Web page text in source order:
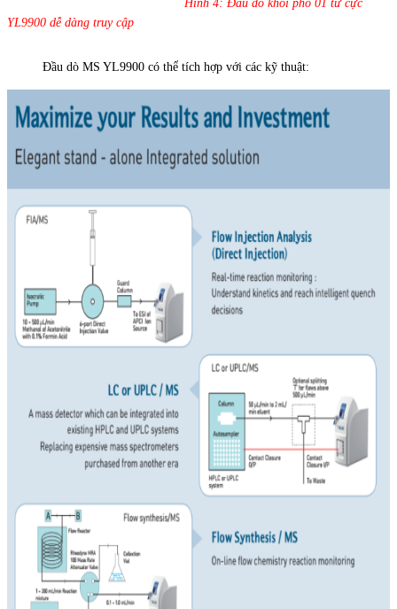
Hình 4: Đầu dò khối phổ 01 tứ cực
YL9900 dễ dàng truy cập
Đầu dò MS YL9900 có thể tích hợp với các kỹ thuật: